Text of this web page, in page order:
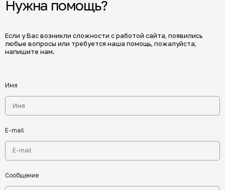
Нужна помощь?
Если у Вас возникли сложности с работой сайта, появились
любые вопросы или требуется наша помощь, пожалуйста,
напишите нам.
Имя
E-mail
Сообщение